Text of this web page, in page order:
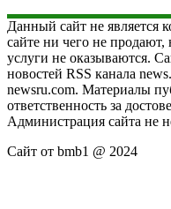
Данный сайт не является
сайте ни чего не
услуги не оказываются.
новостей RSS канала
newsru.com. Материалы
ответственность за
Администрация сайта не
Сайт от bmb1 @ 2024